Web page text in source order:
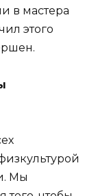
в мастера
этого
Мы